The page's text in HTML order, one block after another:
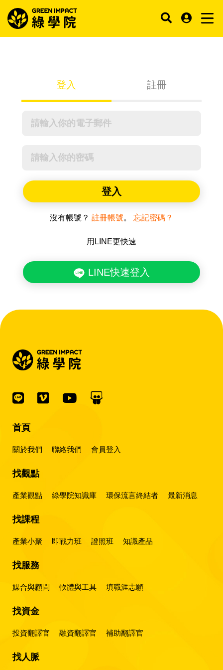
登入 註冊
登入
沒有帳號？ 註冊帳號。 忘記密碼？
用LINE更快速
LINE快速登入
首頁
關於我們 聯絡我們 會員登入
找觀點
產業觀點 綠學院知識庫 環保流言終結者 最新消息
找課程
產業小聚 即戰力班 證照班 知識產品
找服務
媒合與顧問 軟體與工具 填職涯志願
找資金
投資翻譯官 融資翻譯官 補助翻譯官
找人脈